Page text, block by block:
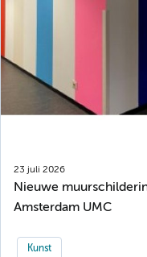
23 juli 2026
Nieuwe
Amsterdam UMC
Kunst